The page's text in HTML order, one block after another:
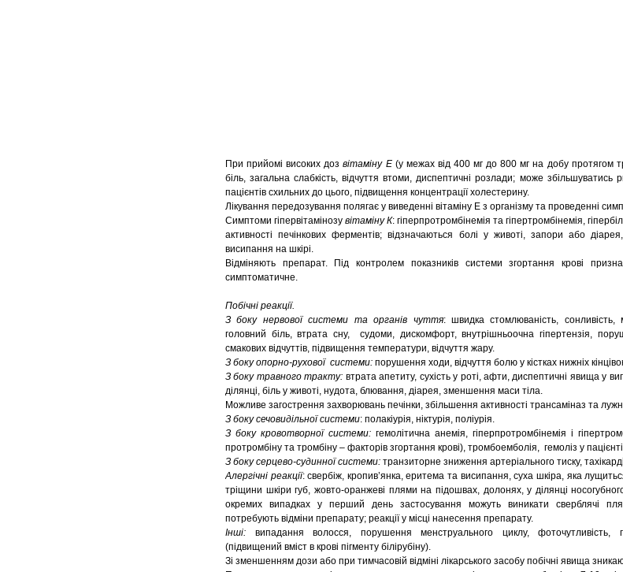
При прийомі високих дозвітаміну Е(у межах від 400 мг до 800 мг на добу протягом
біль, загальна слабкість, відчуття втоми, диспептичні розлади; може
пацієнтів схильних до цього, підвищення концентрації холестерину.
Лікування передозування полягає у виведенні вітаміну Е з організму та проведенні
Симптоми гіпервітамінозу вітаміну К: гіперпротромбінемія та гіпертромбінемія,
активності печінкових ферментів; відзначаються болі у животі, запори або
висипання на шкірі.
Відміняють препарат. Під контролем показників системи згортання крові
симптоматичне.
Побічні реакції.
З боку нервової системи та органів чуття: швидка стомлюваність, сонливість,
головний біль, втрата сну, судоми, дискомфорт, внутрішньоочна гіпертензія,
смакових відчуттів, підвищення температури, відчуття жару.
З боку опорно-рухової системи: порушення ходи, відчуття болю у кістках нижніх
З боку травного тракту: втрата апетиту, сухість у роті, афти, диспептичні явища у
ділянці, біль у животі, нудота, блювання, діарея, зменшення маси тіла.
Можливе загострення захворювань печінки, збільшення активності трансаміназ та
З боку сечовидільної системи: полакіурія, ніктурія, поліурія.
З боку кровотворної системи: гемолітична анемія, гіперпротромбінемія і
протромбіну та тромбіну – факторів згортання крові), тромбоемболія, гемоліз у
З боку серцево-судинної системи: транзиторне зниження артеріального тиску,
Алергічні реакції: свербіж, кропив’янка, еритема та висипання, суха шкіра, яка
тріщини шкіри губ, жовто-оранжеві плями на підошвах, долонях, у ділянці
окремих випадках у перший день застосування можуть виникати сверблячі
потребують відміни препарату; реакції у місці нанесення препарату.
Інші: випадання волосся, порушення менструального циклу, фоточутливість,
(підвищений вміст в крові пігменту білірубіну).
Зі зменшенням дози або при тимчасовій відміні лікарського засобу побічні явища